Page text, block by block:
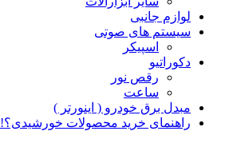
لوازم جانبی
سیستم های صوتی
اسپیکر
دکوراتیو
رقص نور
ساعت
مبدل برق خودرو ( اینورتر )
راهنمای خرید محصولات خورشیدی؟!